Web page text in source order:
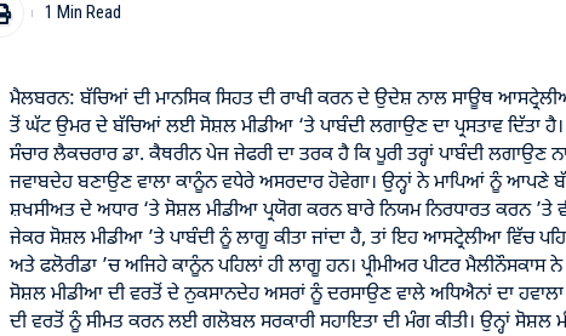
1 Min Read
ਮੈਲਬਰਨ: ਬੱਚਿਆਂ ਦੀ ਮਾਨਸਿਕ ਸਿਹਤ ਦੀ ਰਾਖੀ ਕਰਨ ਦੇ ਉਦੇਸ਼ ਨਾਲ ਸਾਊਥ
ਤੋਂ ਘੱਟ ਉਮਰ ਦੇ ਬੱਚਿਆਂ ਲਈ ਸੋਸ਼ਲ ਮੀਡੀਆ ‘ਤੇ ਪਾਬੰਦੀ ਲਗਾਉਣ ਦਾ ਪ੍ਰਸਤਾਵ ਦਿੱਤਾ ਹੈ।
ਸੰਚਾਰ ਲੈਕਚਰਾਰ ਡਾ. ਕੈਥਰੀਨ ਪੇਜ ਜੇਫਰੀ ਦਾ ਤਰਕ ਹੈ ਕਿ ਪੂਰੀ ਤਰ੍ਹਾਂ ਪਾਬੰਦੀ ਲਗਾਉਣ
ਜਵਾਬਦੇਹ ਬਣਾਉਣ ਵਾਲਾ ਕਾਨੂੰਨ ਵਧੇਰੇ ਅਸਰਦਾਰ ਹੋਵੇਗਾ। ਉਨ੍ਹਾਂ ਨੇ ਮਾਪਿਆਂ ਨੂੰ ਆਪਣੇ
ਸ਼ਖਸੀਅਤ ਦੇ ਅਧਾਰ ‘ਤੇ ਸੋਸ਼ਲ ਮੀਡੀਆ ਪ੍ਰਯੋਗ ਕਰਨ ਬਾਰੇ ਨਿਯਮ ਨਿਰਧਾਰਤ ਕਰਨ ’ਤੇ
ਜੇਕਰ ਸੋਸ਼ਲ ਮੀਡੀਆ ’ਤੇ ਪਾਬੰਦੀ ਨੂੰ ਲਾਗੂ ਕੀਤਾ ਜਾਂਦਾ ਹੈ, ਤਾਂ ਇਹ ਆਸਟ੍ਰੇਲੀਆ ਵਿੱਚ
ਅਤੇ ਫਲੋਰੀਡਾ ’ਚ ਅਜਿਹੇ ਕਾਨੂੰਨ ਪਹਿਲਾਂ ਹੀ ਲਾਗੂ ਹਨ। ਪ੍ਰੀਮੀਅਰ ਪੀਟਰ
ਸੋਸ਼ਲ ਮੀਡੀਆ ਦੀ ਵਰਤੋਂ ਦੇ ਨੁਕਸਾਨਦੇਹ ਅਸਰਾਂ ਨੂੰ ਦਰਸਾਉਣ ਵਾਲੇ ਅਧਿਐਨਾਂ ਦਾ
ਦੀ ਵਰਤੋਂ ਨੂੰ ਸੀਮਤ ਕਰਨ ਲਈ ਗਲੋਬਲ ਸਰਕਾਰੀ ਸਹਾਇਤਾ ਦੀ ਮੰਗ ਕੀਤੀ। ਉਨ੍ਹਾਂ ਸੋਸ਼ਲ